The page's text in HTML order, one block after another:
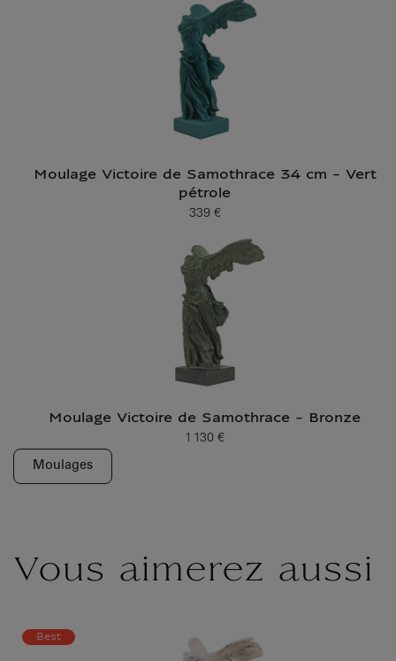
Moulage Victoire de Samothrace 34 cm - Vert
pétrole
Prix ​​actuel
339 €
Moulage Victoire de Samothrace - Bronze
Prix ​​actuel
1 130 €
Moulages
Vous aimerez aussi
Best